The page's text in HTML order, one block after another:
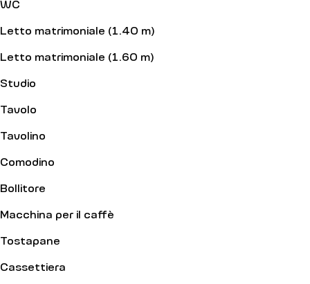
WC
Letto matrimoniale (1.40 m)
Letto matrimoniale (1.60 m)
Studio
Tavolo
Tavolino
Comodino
Bollitore
Macchina per il caffè
Tostapane
Cassettiera